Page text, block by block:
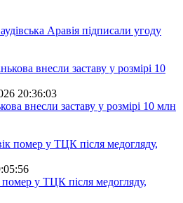
Аравія підписали угоду
20:36:03
внесли заставу у розмірі 10 млн
у ТЦК після медогляду,